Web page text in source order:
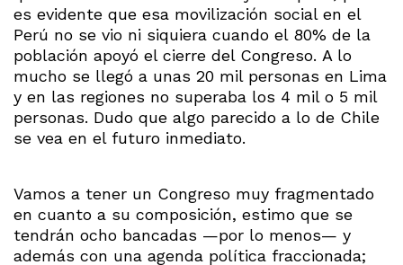
es evidente que esa movilización social en el
Perú no se vio ni siquiera cuando el 80% de la
población apoyó el cierre del Congreso. A lo
mucho se llegó a unas 20 mil personas en Lima
y en las regiones no superaba los 4 mil o 5 mil
personas. Dudo que algo parecido a lo de Chile
se vea en el futuro inmediato.
Vamos a tener un Congreso muy fragmentado
en cuanto a su composición, estimo que se
tendrán ocho bancadas —por lo menos— y
además con una agenda política fraccionada;